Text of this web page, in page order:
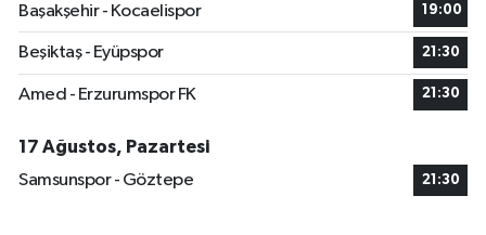
Başakşehir - Kocaelispor
19:00
Beşiktaş - Eyüpspor 21:30
Amed - Erzurumspor FK 21:30
17 Ağustos, Pazartesi
Samsunspor - Göztepe
21:30